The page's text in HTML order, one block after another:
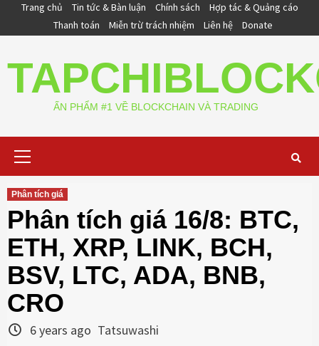
Trang chủ Tin tức & Bàn luận Chính sách
Hợp tác & Quảng cáo
Thanh toán
Miễn trừ trách nhiệm Liên hệ Donate
ẤN PHẨM #1 VỀ BLOCKCHAIN VÀ TRADING
Phân tích giá
Phân tích giá 16/8: BTC,
ETH, XRP, LINK, BCH,
BSV, LTC, ADA, BNB,
CRO
6 years ago Tatsuwashi